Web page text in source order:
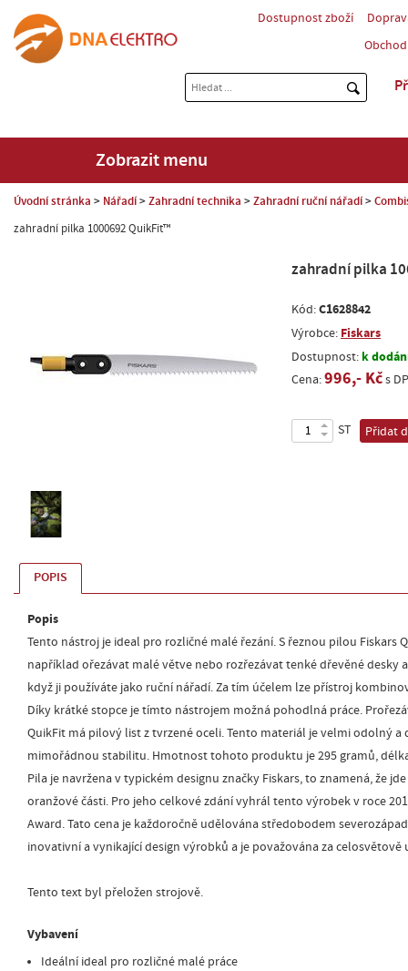
Dostupnost zboží
Zobrazit menu
Úvodní stránka Nářadí Zahradní technika Zahradní ruční nářadí
zahradní pilka 1000692 QuikFit™
zahradní pilka
Kód:C1628842
Výrobce: Fiskars
Dostupnost:k
Cena:996,- Kčs
ST Přidat
POPIS
Popis
Tento nástroj je ideal pro rozličné malé řezání. S řeznou pilou Fiskars
například ořezávat malé větve nebo rozřezávat tenké dřevěné desky
když ji používáte jako ruční nářadí. Za tím účelem lze přístroj
Díky krátké stopce je tímto nástrojem možná pohodlná práce.
QuikFit má pilový list z tvrzené oceli. Tento materiál je velmi odolný a
mimořádnou stabilitu. Hmotnost tohoto produktu je 295 gramů,
Pila je navržena v typickém designu značky Fiskars, to znamená, že
oranžové části. Pro jeho celkové zdání vyhrál tento výrobek v roce
Award. Tato cena je každoročně udělována středobodem
inovativní a vynikající design výrobků a je považována za celosvětově
Tento text byl přeložen strojově.
Vybavení
Ideální ideal pro rozličné malé práce